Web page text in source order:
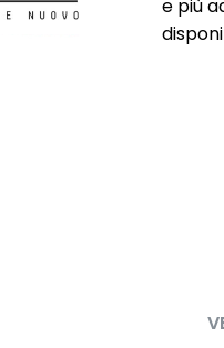
di
Driver
Lunotto
sbrinamento
e più